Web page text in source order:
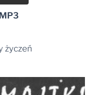
życzeń